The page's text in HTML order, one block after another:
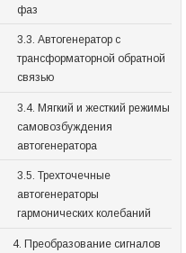
фаз
3.3. Автогенератор с
трансформаторной обратной
связью
3.4. Мягкий и жесткий режимы
самовозбуждения
автогенератора
3.5. Трехточечные
автогенераторы
гармонических колебаний
4. Преобразование сигналов